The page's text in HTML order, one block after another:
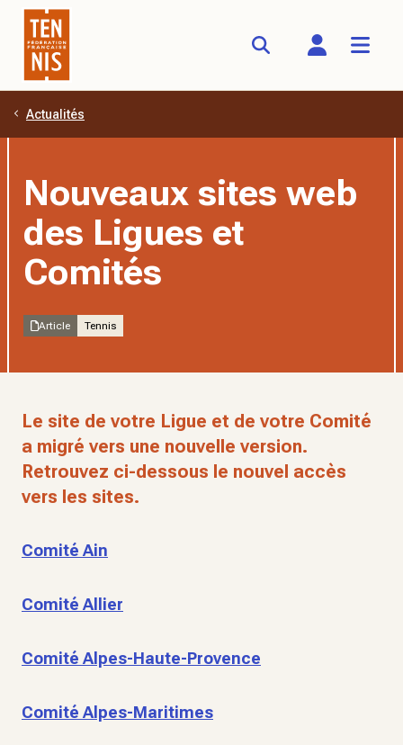
Aller au contenu principal
Actualités
Nouveaux sites web
des Ligues et
Comités
Article Tennis
Le site de votre Ligue et de votre Comité
a migré vers une nouvelle version.
Retrouvez ci-dessous le nouvel accès
vers les sites.
Comité Ain
Comité Allier
Comité Alpes-Haute-Provence
Comité Alpes-Maritimes